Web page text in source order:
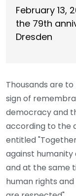
February 13,
the 79th
Dresden
Thousands are
sign of
democracy and
according to the
entitled
against
and at the same
human rights